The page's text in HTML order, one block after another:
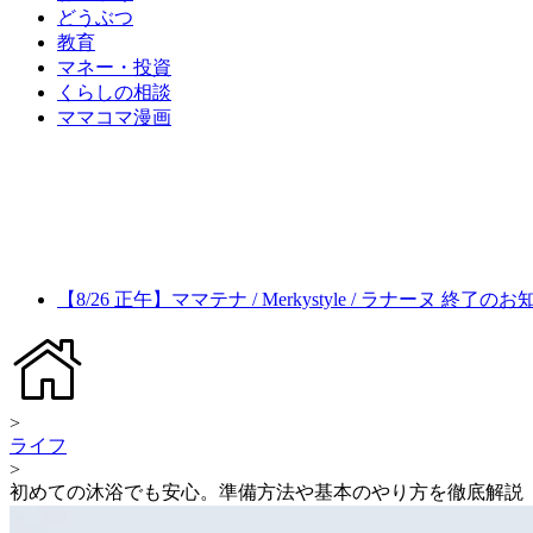
どうぶつ
教育
マネー・投資
くらしの相談
ママコマ漫画
【8/26 正午】ママテナ / Merkystyle / ラナーヌ 終了のお
>
ライフ
>
初めての沐浴でも安心。準備方法や基本のやり方を徹底解説